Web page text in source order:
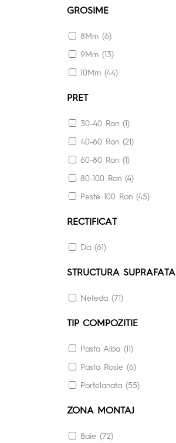
GROSIME
8Mm (6)
9Mm (13)
10Mm (44)
PRET
30-40 Ron (1)
40-60 Ron (21)
60-80 Ron (1)
80-100 Ron (4)
Peste 100 Ron (45)
RECTIFICAT
Da (61)
STRUCTURA SUPRAFATA
Neteda (71)
TIP COMPOZITIE
Pasta Alba (11)
Pasta Rosie (6)
Portelanata (55)
ZONA MONTAJ
Baie (72)